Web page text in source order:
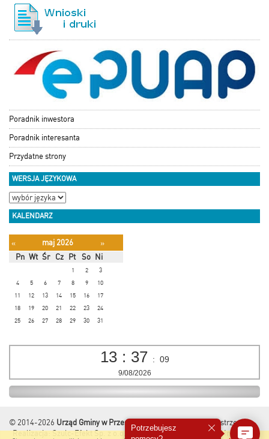
Poradnik inwestora
Poradnik interesanta
Przydatne strony
WERSJA JĘZYKOWA
KALENDARZ
« maj 2026
»
Pn Wt Śr Cz Pt So Ni
1 2
3
4
5 6 7 8 9
10
11
12 13 14 15 16
17
18
19 20 21 22 23
24
25
26 27 28 29 30 31
13 : 37 : 10
9/08/2026
© 2014-2026 Urząd Gminy w Przesmykach
Wszelkie Prawa Zastrzeżone.
Realizacja:Szulc-Efekt Sp. z o.o. & www.gmina.pl Marcom Interactive
Potrzebujesz